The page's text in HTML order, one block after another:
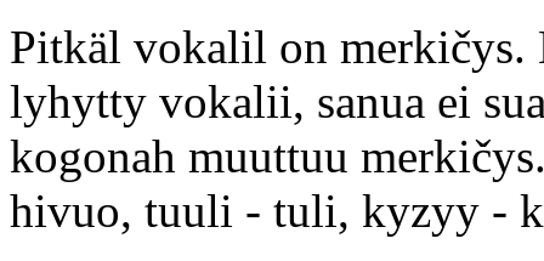
Pitkäl vokalil on
lyhytty vokalii, sanua ei
kogonah muuttuu
hivuo, tuuli - tuli, kyzyy -